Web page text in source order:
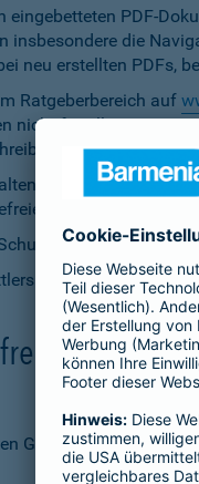
eingebetteten PDF-
insbesondere die
neu erstellten PDFs,
Ratgeberbereich auf
nicht für alle
zur Verfügung
aktuell weder
Elemente
kann die
auf
auf
Geltungsbereich